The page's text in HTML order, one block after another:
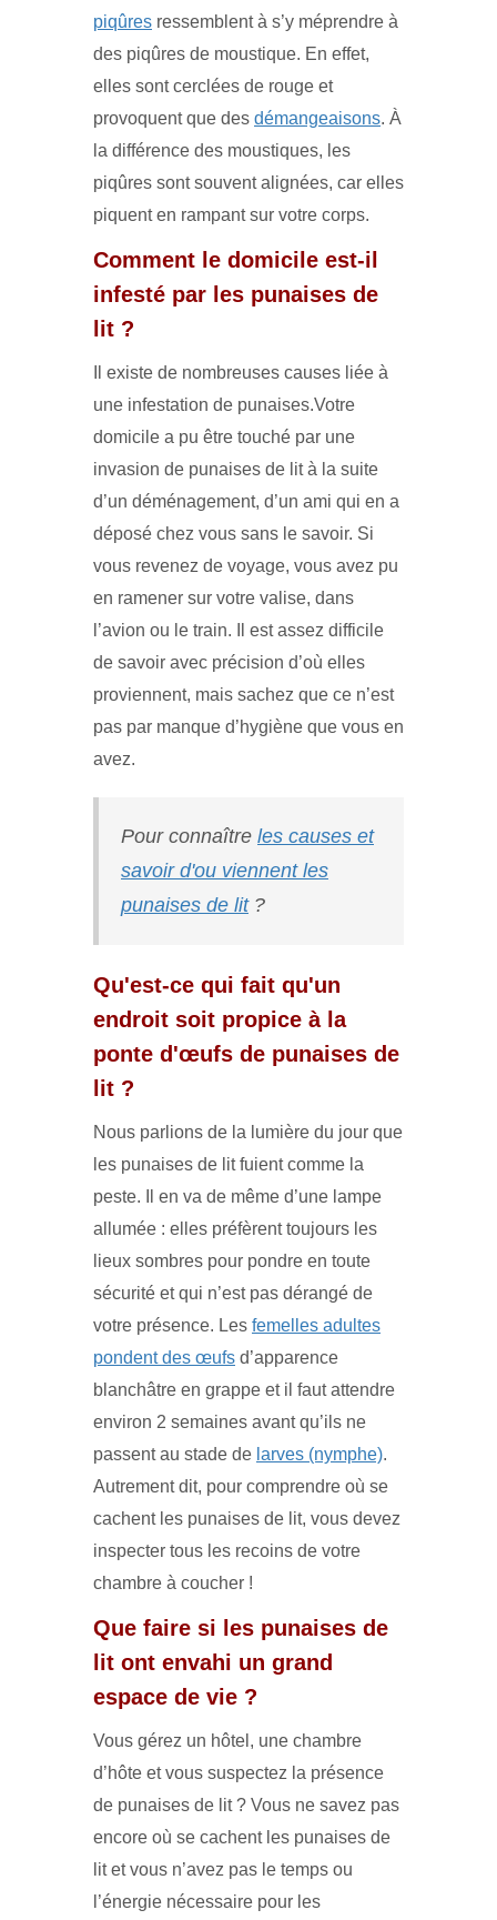
piqûres ressemblent à s’y méprendre à
des piqûres de moustique. En effet,
elles sont cerclées de rouge et
provoquent que des démangeaisons. À
la différence des moustiques, les
piqûres sont souvent alignées, car elles
piquent en rampant sur votre corps.
Comment le domicile est-il
infesté par les punaises de
lit ?
Il existe de nombreuses causes liée à
une infestation de punaises.Votre
domicile a pu être touché par une
invasion de punaises de lit à la suite
d’un déménagement, d’un ami qui en a
déposé chez vous sans le savoir. Si
vous revenez de voyage, vous avez pu
en ramener sur votre valise, dans
l’avion ou le train. Il est assez difficile
de savoir avec précision d’où elles
proviennent, mais sachez que ce n’est
pas par manque d’hygiène que vous en
avez.
Pour connaître les causes et
savoir d'ou viennent les
punaises de lit?
Qu'est-ce qui fait qu'un
endroit soit propice à la
ponte d'œufs de punaises de
lit ?
Nous parlions de la lumière du jour que
les punaises de lit fuient comme la
peste. Il en va de même d’une lampe
allumée : elles préfèrent toujours les
lieux sombres pour pondre en toute
sécurité et qui n’est pas dérangé de
votre présence. Les femelles adultes
pondent des œufs d’apparence
blanchâtre en grappe et il faut attendre
environ 2 semaines avant qu’ils ne
passent au stade de larves (nymphe).
Autrement dit, pour comprendre où se
cachent les punaises de lit, vous devez
inspecter tous les recoins de votre
chambre à coucher !
Que faire si les punaises de
lit ont envahi un grand
espace de vie ?
Vous gérez un hôtel, une chambre
d’hôte et vous suspectez la présence
de punaises de lit ? Vous ne savez pas
encore où se cachent les punaises de
lit et vous n’avez pas le temps ou
l’énergie nécessaire pour les